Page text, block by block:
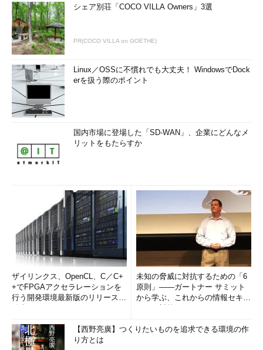
クする。すると、システムにインストールされて
いるすべてのアプリケーションのアイコンが表示
される。従来のWindows OSにあった［スター
ト］メニューに相当する。
（1）スタート画面上の、アイコンが何もない場
（2）これが表示されるので、右クリックす
る。
すべてのアプリケーションが表示されたら、右クリックして、
それをスタート画面に登録したり、タスク・バーに登録したりで
きる。
すべてのアプリケーション画面
アプリケーションの一覧が表示されるので、必要
なものを選んでスタート画面にピン留め表示した
りする。
（1）追加／削除したいアプリケーションを選択
して右クリックする。左クリックすると（ダブル
シェア別荘「COCO VILLA Owners」3選
PR(COCO VILLA on GOETHE)
Linux／OSSに不慣れでも大丈夫！ WindowsでDock
erを扱う際のポイント
国内市場に登場した「SD-WAN」、企業にどんなメ
リットをもたらすか
ザイリンクス、OpenCL、C／C+
+でFPGAアクセラレーションを
行う開発環境最新版のリリースを
未知の脅威に対抗するための「6
原則」――ガートナー サミット
から学ぶ、これからの情報セキュ
【西野亮廣】つくりたいものを追求できる環境の作
り方とは